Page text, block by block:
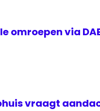
omroepen via
vraagt